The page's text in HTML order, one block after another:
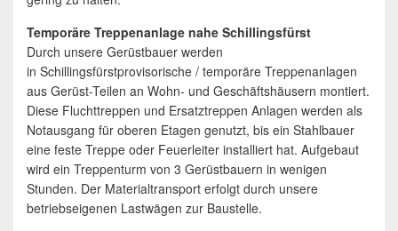
Temporäre Treppenanlage nahe Schillingsfürst
Durch unsere Gerüstbauer werden
in Schillingsfürstprovisorische / temporäre Treppenanlagen
aus Gerüst-Teilen an Wohn- und Geschäftshäusern montiert.
Diese Fluchttreppen und Ersatztreppen Anlagen werden als
Notausgang für oberen Etagen genutzt, bis ein Stahlbauer
eine feste Treppe oder Feuerleiter installiert hat. Aufgebaut
wird ein Treppenturm von 3 Gerüstbauern in wenigen
Stunden. Der Materialtransport erfolgt durch unsere
betriebseigenen Lastwägen zur Baustelle.